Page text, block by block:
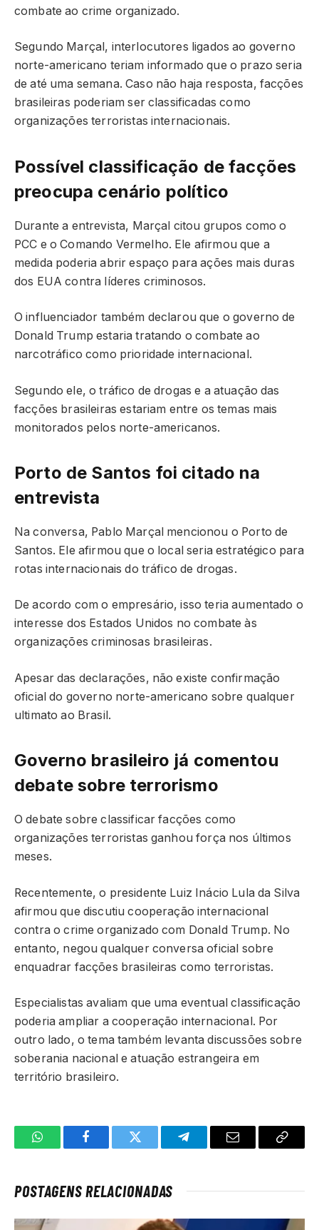
combate ao crime organizado.
Segundo Marçal, interlocutores ligados ao governo
norte-americano teriam informado que o prazo seria
de até uma semana. Caso não haja resposta, facções
brasileiras poderiam ser classificadas como
organizações terroristas internacionais.
Possível classificação de facções
preocupa cenário político
Durante a entrevista, Marçal citou grupos como o
PCC e o Comando Vermelho. Ele afirmou que a
medida poderia abrir espaço para ações mais duras
dos EUA contra líderes criminosos.
O influenciador também declarou que o governo de
Donald Trump estaria tratando o combate ao
narcotráfico como prioridade internacional.
Segundo ele, o tráfico de drogas e a atuação das
facções brasileiras estariam entre os temas mais
monitorados pelos norte-americanos.
Porto de Santos foi citado na
entrevista
Na conversa, Pablo Marçal mencionou o Porto de
Santos. Ele afirmou que o local seria estratégico para
rotas internacionais do tráfico de drogas.
De acordo com o empresário, isso teria aumentado o
interesse dos Estados Unidos no combate às
organizações criminosas brasileiras.
Apesar das declarações, não existe confirmação
oficial do governo norte-americano sobre qualquer
ultimato ao Brasil.
Governo brasileiro já comentou
debate sobre terrorismo
O debate sobre classificar facções como
organizações terroristas ganhou força nos últimos
meses.
Recentemente, o presidente Luiz Inácio Lula da Silva
afirmou que discutiu cooperação internacional
contra o crime organizado com Donald Trump. No
entanto, negou qualquer conversa oficial sobre
enquadrar facções brasileiras como terroristas.
Especialistas avaliam que uma eventual classificação
poderia ampliar a cooperação internacional. Por
outro lado, o tema também levanta discussões sobre
soberania nacional e atuação estrangeira em
território brasileiro.
WhatsAppFacebookTwitter TelegramaE-
Copiar
POSTAGENS RELACIONADAS